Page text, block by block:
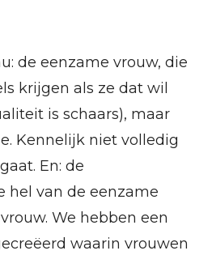
de eenzame vrouw, die
krijgen als ze dat wil
is schaars), maar
Kennelijk niet volledig
En: de
hel van de eenzame
We hebben een
waarin vrouwen